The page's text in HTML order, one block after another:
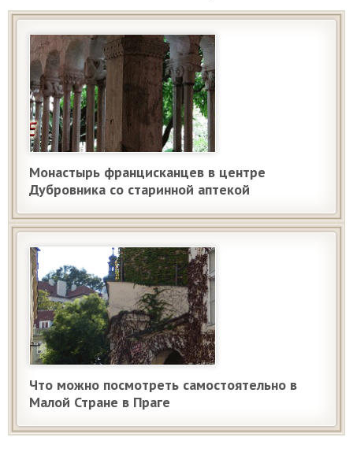
Монастырь францисканцев в центре
Дубровника со старинной аптекой
Что можно посмотреть самостоятельно в
Малой Стране в Праге